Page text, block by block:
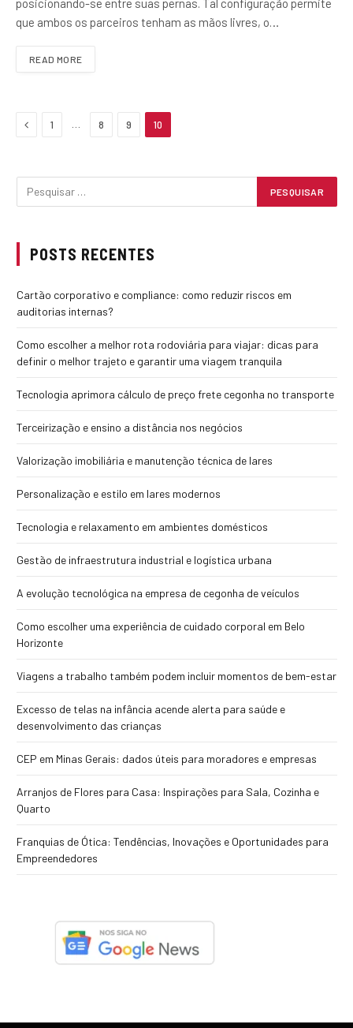
que ambos os parceiros tenham as mãos livres, o…
READ MORE
Previous
1 8 9 10
POSTS RECENTES
Cartão corporativo e compliance: como reduzir riscos em
auditorias internas?
Como escolher a melhor rota rodoviária para viajar: dicas para
definir o melhor trajeto e garantir uma viagem tranquila
Tecnologia aprimora cálculo de preço frete cegonha no transporte
Terceirização e ensino a distância nos negócios
Valorização imobiliária e manutenção técnica de lares
Personalização e estilo em lares modernos
Tecnologia e relaxamento em ambientes domésticos
Gestão de infraestrutura industrial e logística urbana
A evolução tecnológica na empresa de cegonha de veículos
Como escolher uma experiência de cuidado corporal em Belo
Horizonte
Viagens a trabalho também podem incluir momentos de bem-estar
Excesso de telas na infância acende alerta para saúde e
desenvolvimento das crianças
CEP em Minas Gerais: dados úteis para moradores e empresas
Arranjos de Flores para Casa: Inspirações para Sala, Cozinha e
Quarto
Franquias de Ótica: Tendências, Inovações e Oportunidades para
Empreendedores